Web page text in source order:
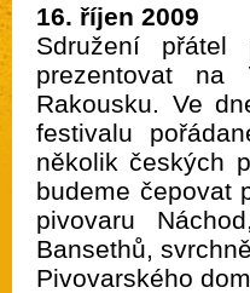
16. říjen 2009
Sdružení
prezentovat
Rakousku. Ve
festivalu
několik českých
budeme čepovat
pivovaru
Bansethů,
Pivovarského